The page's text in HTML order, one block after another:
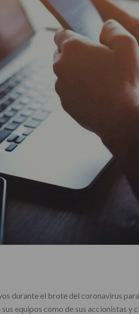
durante el brote del coronavirus
equipos como de sus accionistas y